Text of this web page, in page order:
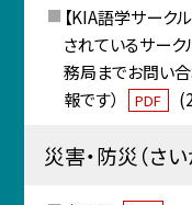
【KIA語学サーク
されているサー
務局までお問い合
報です）
PDF
災害・防災（さ